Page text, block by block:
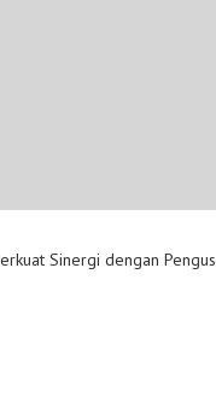
Sinergi dengan